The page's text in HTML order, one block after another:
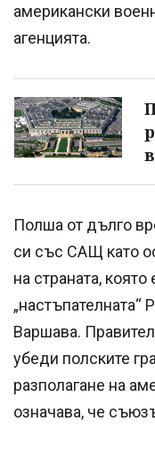
американски
агенцията.
Полша от дълго
си със САЩ като
на страната,
„настъпателната“
Варшава.
убеди полските
разполагане на
означава, че